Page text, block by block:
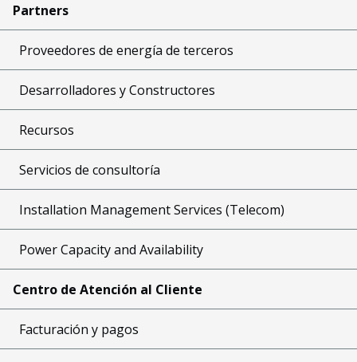
Partners
Proveedores de energía de terceros
Desarrolladores y Constructores
Recursos
Servicios de consultoría
Installation Management Services (Telecom)
Power Capacity and Availability
Centro de Atención al Cliente
Facturación y pagos